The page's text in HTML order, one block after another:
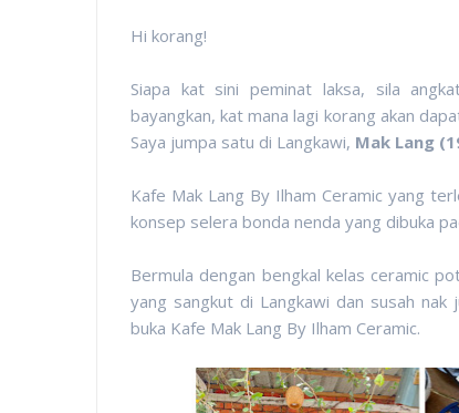
Hi korang!
Siapa kat sini peminat laksa, sila
bayangkan, kat mana lagi korang akan
Saya jumpa satu di Langkawi, Mak Lang
Kafe Mak Lang By Ilham Ceramic yang
konsep selera bonda nenda yang dibuka
Bermula dengan bengkal kelas ceramic
yang sangkut di Langkawi dan susah
buka Kafe Mak Lang By Ilham Ceramic.